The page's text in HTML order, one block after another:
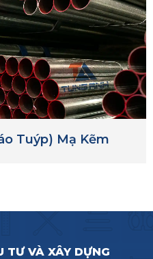
Tuýp) Mạ Kẽm
TƯ VÀ XÂY DỰNG